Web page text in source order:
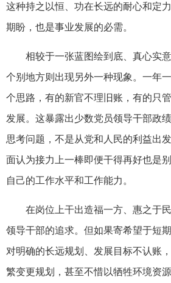
这种持之以恒、功在长远的耐心和定
期盼，也是事业发展的必需。
相较于一张蓝图绘到底、真心实
个别地方则出现另外一种现象。一年
个思路，有的新官不理旧账，有的只
发展。这暴露出少数党员领导干部政
思考问题，不是从党和人民的利益出
面认为接力上一棒即便干得再好也是
自己的工作水平和工作能力。
在岗位上干出造福一方、惠之于
领导干部的追求。但如果寄希望于短
对明确的长远规划、发展目标不认账
繁变更规划，甚至不惜以牺牲环境资